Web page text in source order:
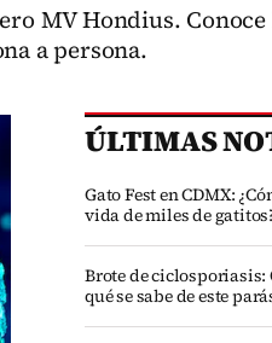
MV Hondius. Conoce
a persona.
ÚLTIMAS
Gato Fest en CDMX:
vida de miles de
Brote de ciclosporiasis:
qué se sabe de este